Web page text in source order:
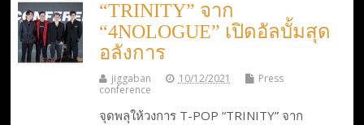
“TRINITY” จาก
“4NOLOGUE” เปิดอัลบั้มสุด
อลังการ
jiggaban 10/12/2021
Press
conference
จุดพลุให้วงการ T-POP “TRINITY” จาก